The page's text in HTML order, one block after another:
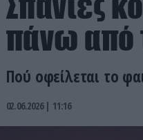
πάνω από
Πού οφείλεται το
02.06.2026 | 11:16